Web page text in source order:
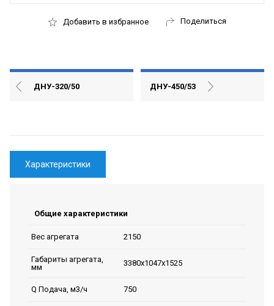
Добавить в избранное Поделиться
ДНУ-320/50 ДНУ-450/53
Характеристики
Общие характеристики
Вес агрегата 2150
Габариты агрегата,
мм
3380х1047х1525
Q Подача, м3/ч 750